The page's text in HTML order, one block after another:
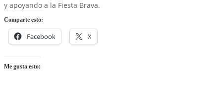
y apoyando a la Fiesta Brava.
Comparte esto:
Facebook X
Me gusta esto: